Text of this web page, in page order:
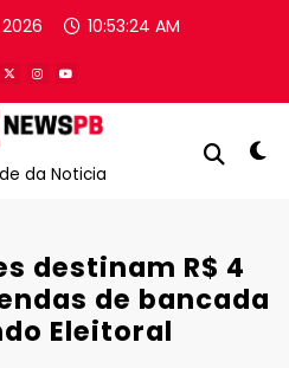
10:53:24 AM
da Noticia
destinam R$ 4
de bancada
Eleitoral